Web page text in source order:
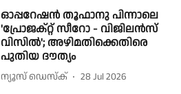
ഓപ്പറേഷൻ തൂഫാനു പിന്നാലെ
'പ്രോജക്റ്റ് സീറോ - വിജിലൻസ്
വിസിൽ'; അഴിമതിക്കെതിരെ
പുതിയ ദൗത്യം
ന്യൂസ് ഡെസ്ക് 28 Jul 2026